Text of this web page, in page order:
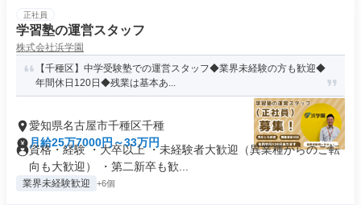
正社員
学習塾の運営スタッフ
株式会社浜学園
【千種区】中学受験塾での運営スタッフ◆業界未経験の方も歓迎◆
年間休日120日◆残業は基本あ...
愛知県名古屋市千種区千種
月給25万7000円～33万円
資格・経験 ・大卒以上 ・未経験者大歓迎（異業種からのご転
向も大歓迎） ・第二新卒も歓...
業界未経験歓迎 +6個